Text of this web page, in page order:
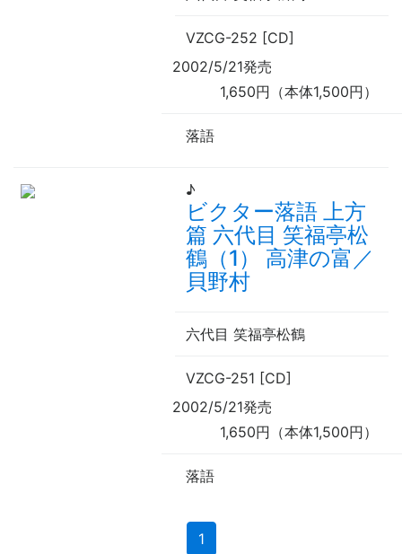
VZCG-252 [CD]
2002/5/21発売
1,650円（本体1,500円）
落語
♪
ビクター落語 上方
篇 六代目 笑福亭松
鶴（1） 高津の富／
貝野村
六代目 笑福亭松鶴
VZCG-251 [CD]
2002/5/21発売
1,650円（本体1,500円）
落語
1(current)